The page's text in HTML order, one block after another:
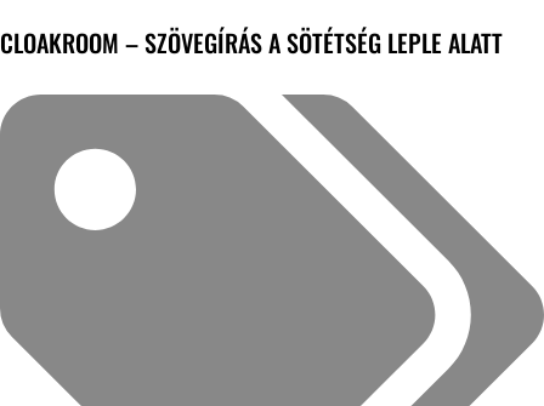
CLOAKROOM – SZÖVEGÍRÁS A SÖTÉTSÉG LEPLE ALATT